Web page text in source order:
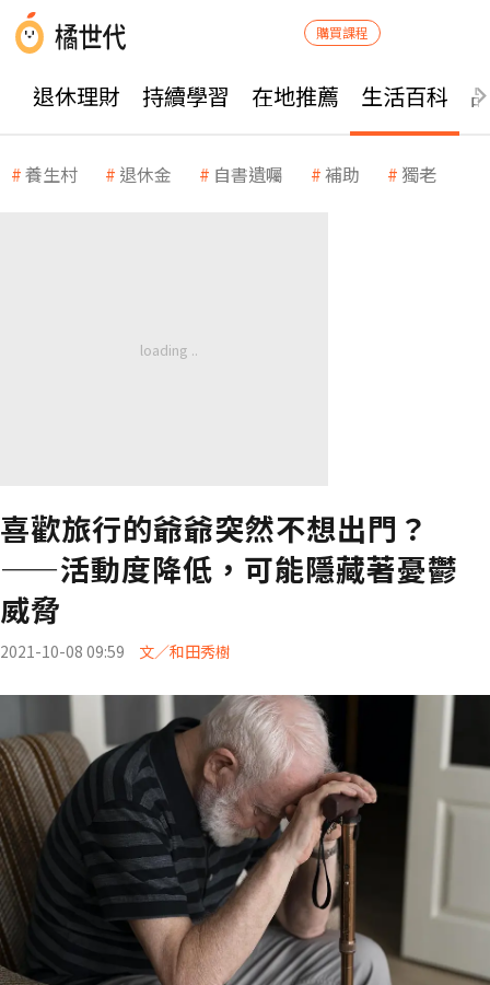
購買課程
退休理財 持續學習 在地推薦 生活百科
養生村 退休金 自書遺囑 補助 獨老
喜歡旅行的爺爺突然不想出門？
——活動度降低，可能隱藏著憂鬱
威脅
2021-10-08 09:59 文／和田秀樹